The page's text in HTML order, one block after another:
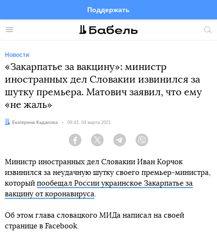
Меню
Поддержать
FacebookTelegramTwitter
Новости
«Закарпатье за вакцину»: министр
иностранных дел Словакии извинился за
шутку премьера. Матович заявил, что ему
«не жаль»
Автор:Екатерина Кадакова Дата:
09:43, 04 марта 2021
Facebook Twitter Telegram
Министр иностранных дел Словакии Иван Корчок
извинился за неудачную шутку своего премьер-министра,
который пообещал России украинское Закарпатье за
вакцину от коронавируса.
Об этом глава словацкого МИДа написал на своей
странице в Facebook.